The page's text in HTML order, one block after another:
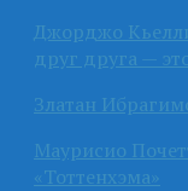
Джорджо
друг друга —
Златан
Маурисио
«Тоттенхэма»